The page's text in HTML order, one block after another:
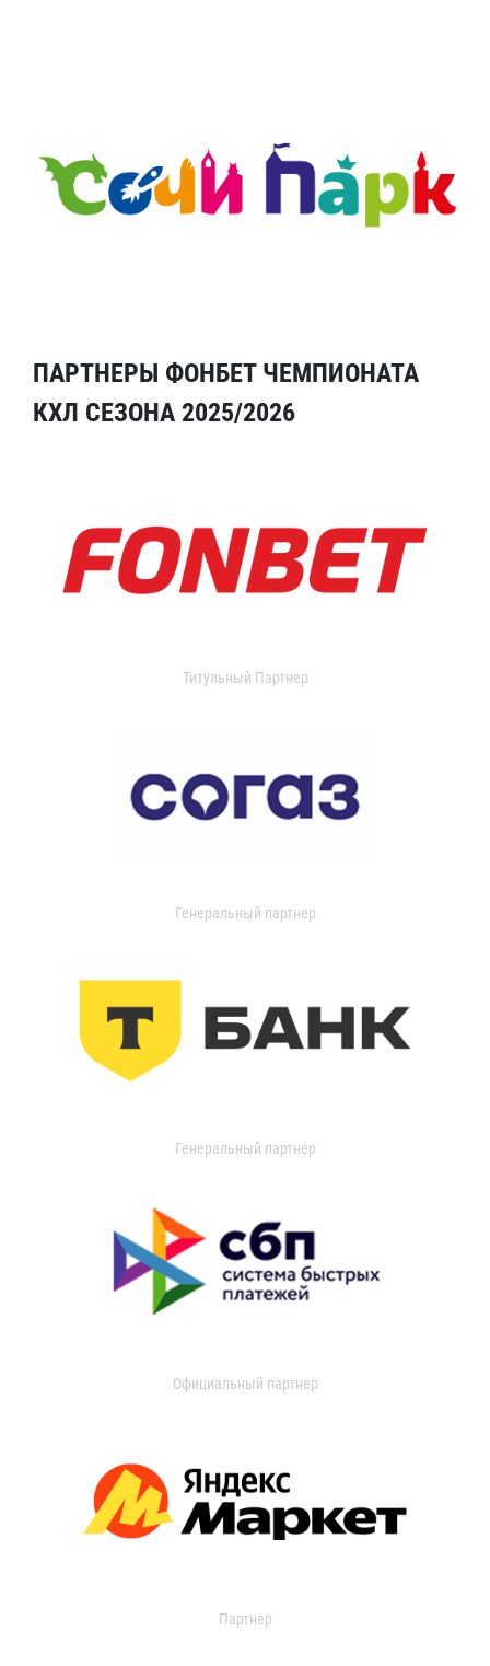
ПАРТНЕРЫ ФОНБЕТ ЧЕМПИОНАТА
КХЛ СЕЗОНА 2025/2026
Титульный Партнер
Генеральный партнер
Генеральный партнер
Официальный партнер
Партнер